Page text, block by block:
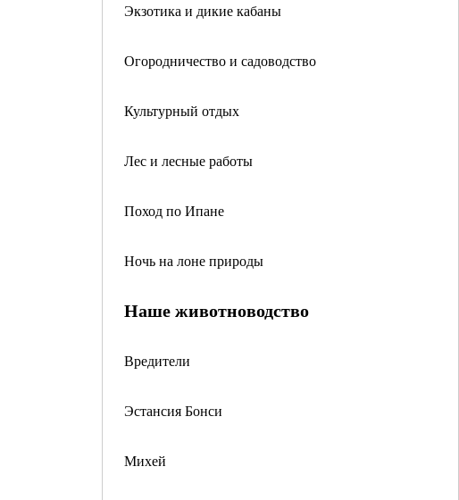
Экзотика и дикие кабаны
Огородничество и садоводство
Культурный отдых
Лес и лесные работы
Поход по Ипане
Ночь на лоне природы
Наше животноводство
Вредители
Эстансия Бонси
Михей